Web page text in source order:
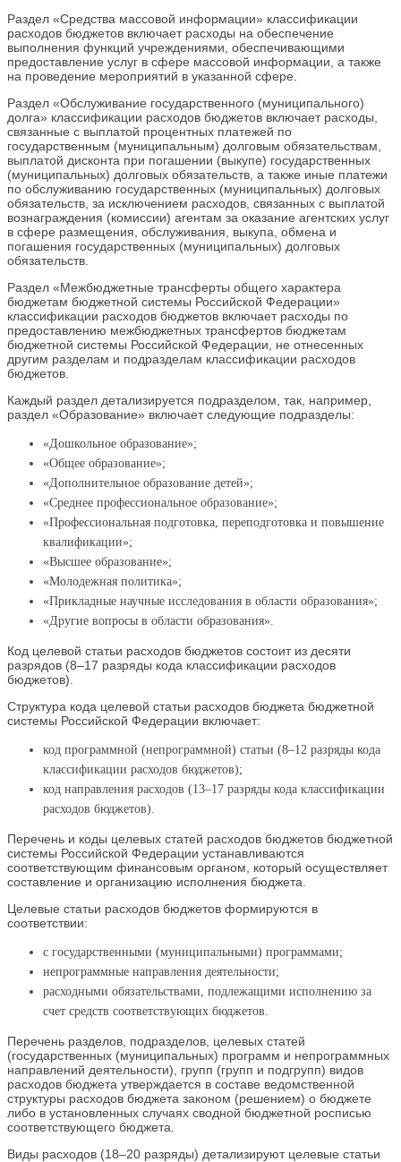
Раздел «Средства массовой информации» классификации
расходов бюджетов включает расходы на обеспечение
выполнения функций учреждениями, обеспечивающими
предоставление услуг в сфере массовой информации, а также
на проведение мероприятий в указанной сфере.
Раздел «Обслуживание государственного (муниципального)
долга» классификации расходов бюджетов включает расходы,
связанные с выплатой процентных платежей по
государственным (муниципальным) долговым обязательствам,
выплатой дисконта при погашении (выкупе) государственных
(муниципальных) долговых обязательств, а также иные платежи
по обслуживанию государственных (муниципальных) долговых
обязательств, за исключением расходов, связанных с выплатой
вознаграждения (комиссии) агентам за оказание агентских услуг
в сфере размещения, обслуживания, выкупа, обмена и
погашения государственных (муниципальных) долговых
обязательств.
Раздел «Межбюджетные трансферты общего характера
бюджетам бюджетной системы Российской Федерации»
классификации расходов бюджетов включает расходы по
предоставлению межбюджетных трансфертов бюджетам
бюджетной системы Российской Федерации, не отнесенных
другим разделам и подразделам классификации расходов
бюджетов.
Каждый раздел детализируется подразделом, так, например,
раздел «Образование» включает следующие подразделы:
«Дошкольное образование»;
«Общее образование»;
«Дополнительное образование детей»;
«Среднее профессиональное образование»;
«Профессиональная подготовка, переподготовка и повышение
квалификации»;
«Высшее образование»;
«Молодежная политика»;
«Прикладные научные исследования в области образования»;
«Другие вопросы в области образования».
Код целевой статьи расходов бюджетов состоит из десяти
разрядов (8–17 разряды кода классификации расходов
бюджетов).
Структура кода целевой статьи расходов бюджета бюджетной
системы Российской Федерации включает:
код программной (непрограммной) статьи (8–12 разряды кода
классификации расходов бюджетов);
код направления расходов (13–17 разряды кода классификации
расходов бюджетов).
Перечень и коды целевых статей расходов бюджетов бюджетной
системы Российской Федерации устанавливаются
соответствующим финансовым органом, который осуществляет
составление и организацию исполнения бюджета.
Целевые статьи расходов бюджетов формируются в
соответствии:
с государственными (муниципальными) программами;
непрограммные направления деятельности;
расходными обязательствами, подлежащими исполнению за
счет средств соответствующих бюджетов.
Перечень разделов, подразделов, целевых статей
(государственных (муниципальных) программ и непрограммных
направлений деятельности), групп (групп и подгрупп) видов
расходов бюджета утверждается в составе ведомственной
структуры расходов бюджета законом (решением) о бюджете
либо в установленных случаях сводной бюджетной росписью
соответствующего бюджета.
Виды расходов (18–20 разряды) детализируют целевые статьи